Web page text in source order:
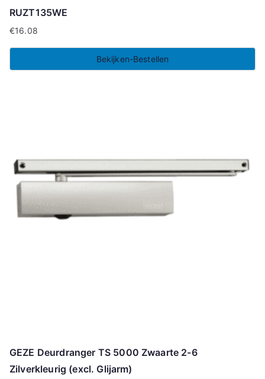
RUZT135WE
€16.08
Bekijken-Bestellen
GEZE Deurdranger TS 5000 Zwaarte 2-6
Zilverkleurig (excl. Glijarm)